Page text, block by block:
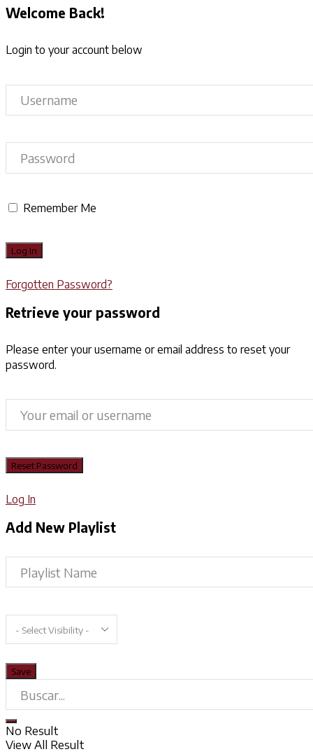
Welcome Back!
Login to your account below
Remember Me
Forgotten Password?
Retrieve your password
Please enter your username or email address to reset your
password.
Log In
Add New Playlist
No Result
View All Result